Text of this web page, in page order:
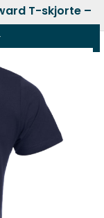
T-skjorte –